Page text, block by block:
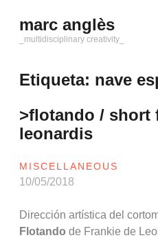
al
contenido
marc anglès
_multidisciplinary creativity_
Etiqueta: nave
>flotando / short
leonardis
MISCELLANEOUS
10/05/2018
Dirección artística del
Flotando de Frankie de